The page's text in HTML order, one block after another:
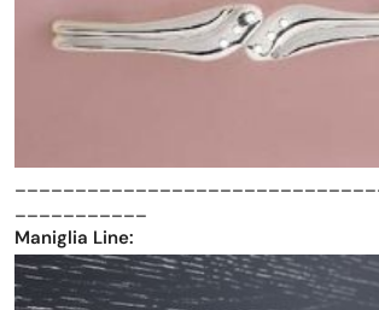
___________
Maniglia Line: